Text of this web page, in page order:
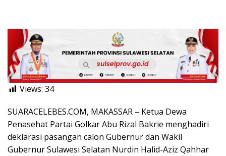
Views: 34
SUARACELEBES.COM, MAKASSAR – Ketua Dewa
Penasehat Partai Golkar Abu Rizal Bakrie menghadiri
deklarasi pasangan calon Gubernur dan Wakil
Gubernur Sulawesi Selatan Nurdin Halid-Aziz Qahhar